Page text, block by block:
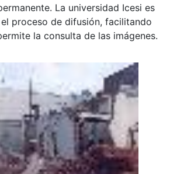
La universidad Icesi es
proceso de difusión, facilitando
la consulta de las imágenes.